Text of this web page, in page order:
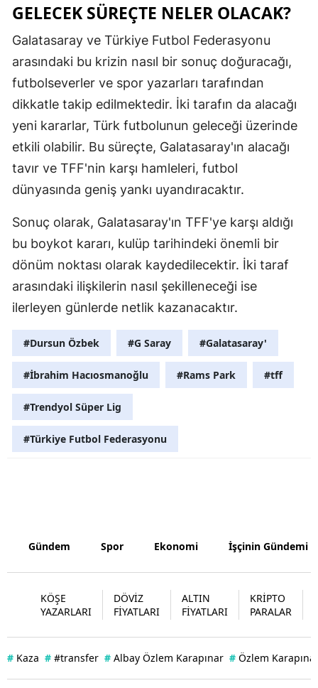
Rize
Sakarya
Siirt
Sinop
Tokat
Trabzon
Uşak
Van
Kırıkkale
Batman
Şırnak
Ardahan
GELECEK SÜREÇTE NELER OLACAK?
Galatasaray ve Türkiye Futbol Federasyonu
arasındaki bu krizin nasıl bir sonuç doğuracağı,
futbolseverler ve spor yazarları tarafından
dikkatle takip edilmektedir. İki tarafın da alacağı
yeni kararlar, Türk futbolunun geleceği üzerinde
etkili olabilir. Bu süreçte, Galatasaray'ın alacağı
tavır ve TFF'nin karşı hamleleri, futbol
dünyasında geniş yankı uyandıracaktır.
Sonuç olarak, Galatasaray'ın TFF'ye karşı aldığı
bu boykot kararı, kulüp tarihindeki önemli bir
dönüm noktası olarak kaydedilecektir. İki taraf
arasındaki ilişkilerin nasıl şekilleneceği ise
ilerleyen günlerde netlik kazanacaktır.
#Dursun Özbek #G Saray #Galatasaray'
#İbrahim Hacıosmanoğlu #Rams Park #tff
#Trendyol Süper Lig
#Türkiye Futbol Federasyonu
Gündem Spor Ekonomi İşçinin Gündemi
KÖŞE
YAZARLARI
DÖVİZ
FİYATLARI
ALTIN
FİYATLARI
KRİPTO
PARALAR
# Kaza # #transfer # Albay Özlem Karapınar # Özlem